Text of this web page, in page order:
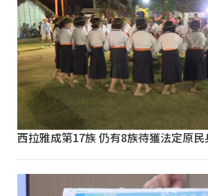
西拉雅成第17族 仍有8族待獲法定原民